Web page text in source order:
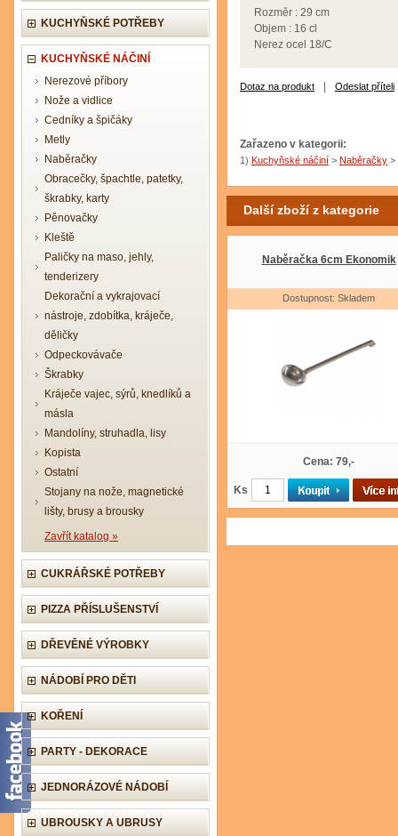
KUCHYŇSKÉ POTŘEBY
KUCHYŇSKÉ NÁČINÍ
Nerezové příbory
Nože a vidlice
Cedníky a špičáky
Metly
Naběračky
Obracečky, špachtle, patetky,
škrabky, karty
Pěnovačky
Kleště
Paličky na maso, jehly,
tenderizery
Dekorační a vykrajovací
nástroje, zdobítka, kráječe,
děličky
Odpeckovávače
Škrabky
Kráječe vajec, sýrů, knedlíků a
másla
Mandolíny, struhadla, lisy
Kopista
Ostatní
Stojany na nože, magnetické
lišty, brusy a brousky
Zavřít katalog »
CUKRÁŘSKÉ POTŘEBY
PIZZA PŘÍSLUŠENSTVÍ
DŘEVĚNÉ VÝROBKY
NÁDOBÍ PRO DĚTI
KOŘENÍ
PARTY - DEKORACE
JEDNORÁZOVÉ NÁDOBÍ
UBROUSKY A UBRUSY
Rozměr : 29 cm
Objem : 16 cl
Nerez ocel 18/C
Dotaz na produkt Odeslat příteli
Zařazeno v kategorii:
1) Kuchyňské náčiní > Naběračky >
Další zboží z kategorie
Naběračka 6cm Ekonomik
Dostupnost: Skladem
Cena: 79,-
Ks